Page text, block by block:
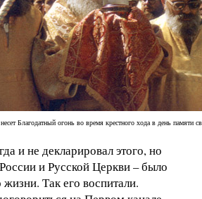
Благодатный огонь во время крестного хода в день памяти
и не декларировал этого, но
и Русской Церкви – было
Так его воспитали.